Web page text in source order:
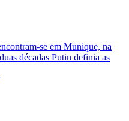
se em Munique, na
décadas Putin definia as